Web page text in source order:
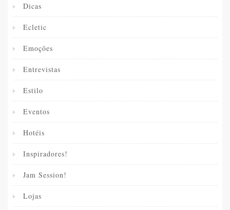
Dicas
Ecletic
Emoções
Entrevistas
Estilo
Eventos
Hotéis
Inspiradores!
Jam Session!
Lojas